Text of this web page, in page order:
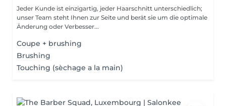
Jeder Kunde ist einzigartig, jeder Haarschnitt unterschiedlich;
unser Team steht Ihnen zur Seite und berät sie um die optimale
Änderung oder Verbesser...
Coupe + brushing
Brushing
Touching (sèchage a la main)